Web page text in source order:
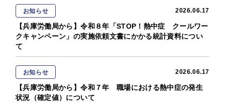
お知らせ 2026.06.17
【兵庫労働局から】令和８年「STOP！熱中症 クールワー
クキャンペーン」の実施依頼文書にかかる統計資料につい
て
お知らせ 2026.06.17
【兵庫労働局から】令和７年 職場における熱中症の発生
状況（確定値）について